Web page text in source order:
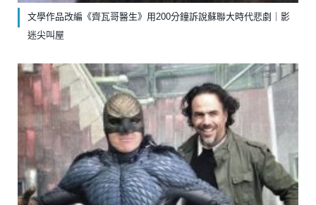
文學作品改編《齊瓦哥醫生》￼用200分鐘訴說蘇聯大時代悲劇｜影
迷尖叫屋